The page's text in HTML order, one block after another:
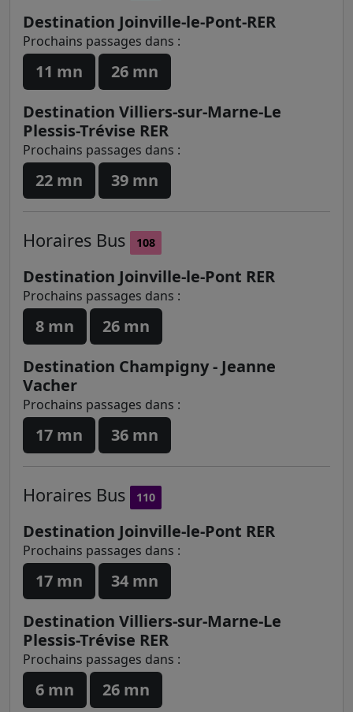
Destination Joinville-le-Pont-RER
Prochains passages dans :
11 mn
26 mn
Destination Villiers-sur-Marne-Le
Plessis-Trévise RER
Prochains passages dans :
22 mn 39 mn
Horaires Bus 108
Destination Joinville-le-Pont RER
Prochains passages dans :
8 mn
26 mn
Destination Champigny - Jeanne
Vacher
Prochains passages dans :
17 mn 36 mn
Horaires Bus 110
Destination Joinville-le-Pont RER
Prochains passages dans :
17 mn
34 mn
Destination Villiers-sur-Marne-Le
Plessis-Trévise RER
Prochains passages dans :
6 mn 26 mn